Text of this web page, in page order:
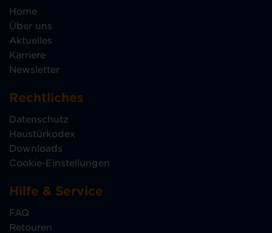
Home
Über uns
Aktuelles
Karriere
Newsletter
Rechtliches
Datenschutz
Haustürkodex
Downloads
Cookie-Einstellungen
Hilfe & Service
FAQ
Retouren